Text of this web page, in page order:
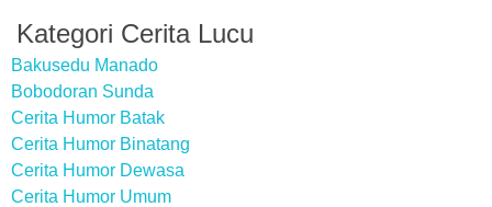
Kategori Cerita Lucu
Bakusedu Manado
Bobodoran Sunda
Cerita Humor Batak
Cerita Humor Binatang
Cerita Humor Dewasa
Cerita Humor Umum